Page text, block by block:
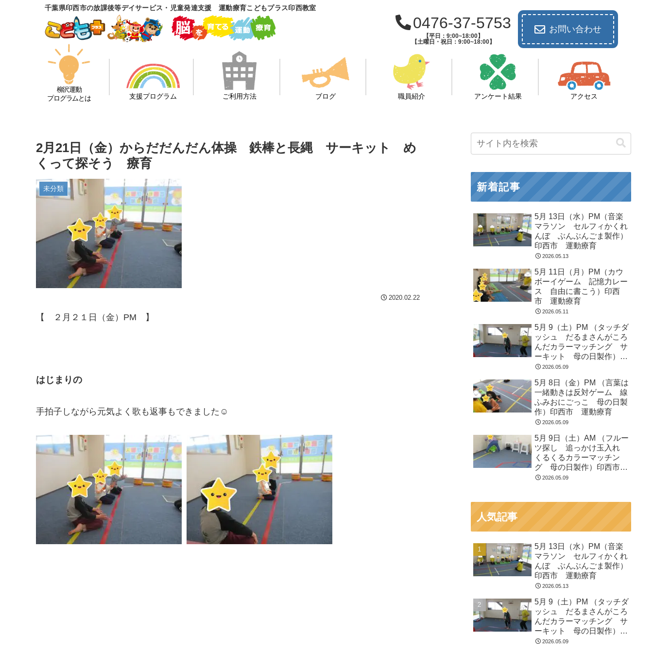
千葉県印西市の放課後等デイサービス・児童発達支援 運動療育こどもプラス印西教室
0476-37-5753
【平日：9:00~18:00】
【土曜日・祝日：9:00~18:00】
お問い合わせ
柳沢運動
プログラムとは
支援プログラム ご利用方法 ブログ 職員紹介 アンケート結果 アクセス
2月21日（金）からだだんだん体操 鉄棒と長縄 サーキット め
くって探そう 療育
未分類
2020.02.22
【 ２月２１日（金）PM 】
はじまりの
手拍子しながら元気よく歌も返事もできました☺
新着記事
5月 13日（水）PM（音楽
マラソン セルフィかくれ
んぼ ぶんぶんごま製作）
印西市 運動療育
2026.05.13
5月 11日（月）PM（カウ
ボーイゲーム 記憶力レー
ス 自由に書こう）印西
市 運動療育
2026.05.11
5月 9（土）PM （タッチダ
ッシュ だるまさんがころ
んだカラーマッチング サ
ーキット 母の日製作）印
西市 運動療育
2026.05.09
5月 8日（金）PM （言葉は
一緒動きは反対ゲーム 線
ふみおにごっこ 母の日製
作）印西市 運動療育
2026.05.09
5月 9日（土）AM （フルー
ツ探し 追っかけ玉入れ
くるくるカラーマッチン
グ 母の日製作）印西市
運動療育
2026.05.09
人気記事
5月 13日（水）PM（音楽
マラソン セルフィかくれ
んぼ ぶんぶんごま製作）
印西市 運動療育
2026.05.13
5月 9（土）PM （タッチダ
ッシュ だるまさんがころ
んだカラーマッチング サ
ーキット 母の日製作）印
西市 運動療育
2026.05.09